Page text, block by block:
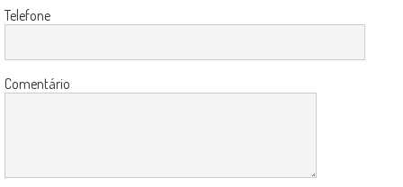
Telefone
Comentário